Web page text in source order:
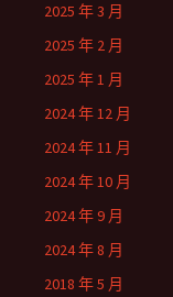
2025 年 3 月
2025 年 2 月
2025 年 1 月
2024 年 12 月
2024 年 11 月
2024 年 10 月
2024 年 9 月
2024 年 8 月
2018 年 5 月